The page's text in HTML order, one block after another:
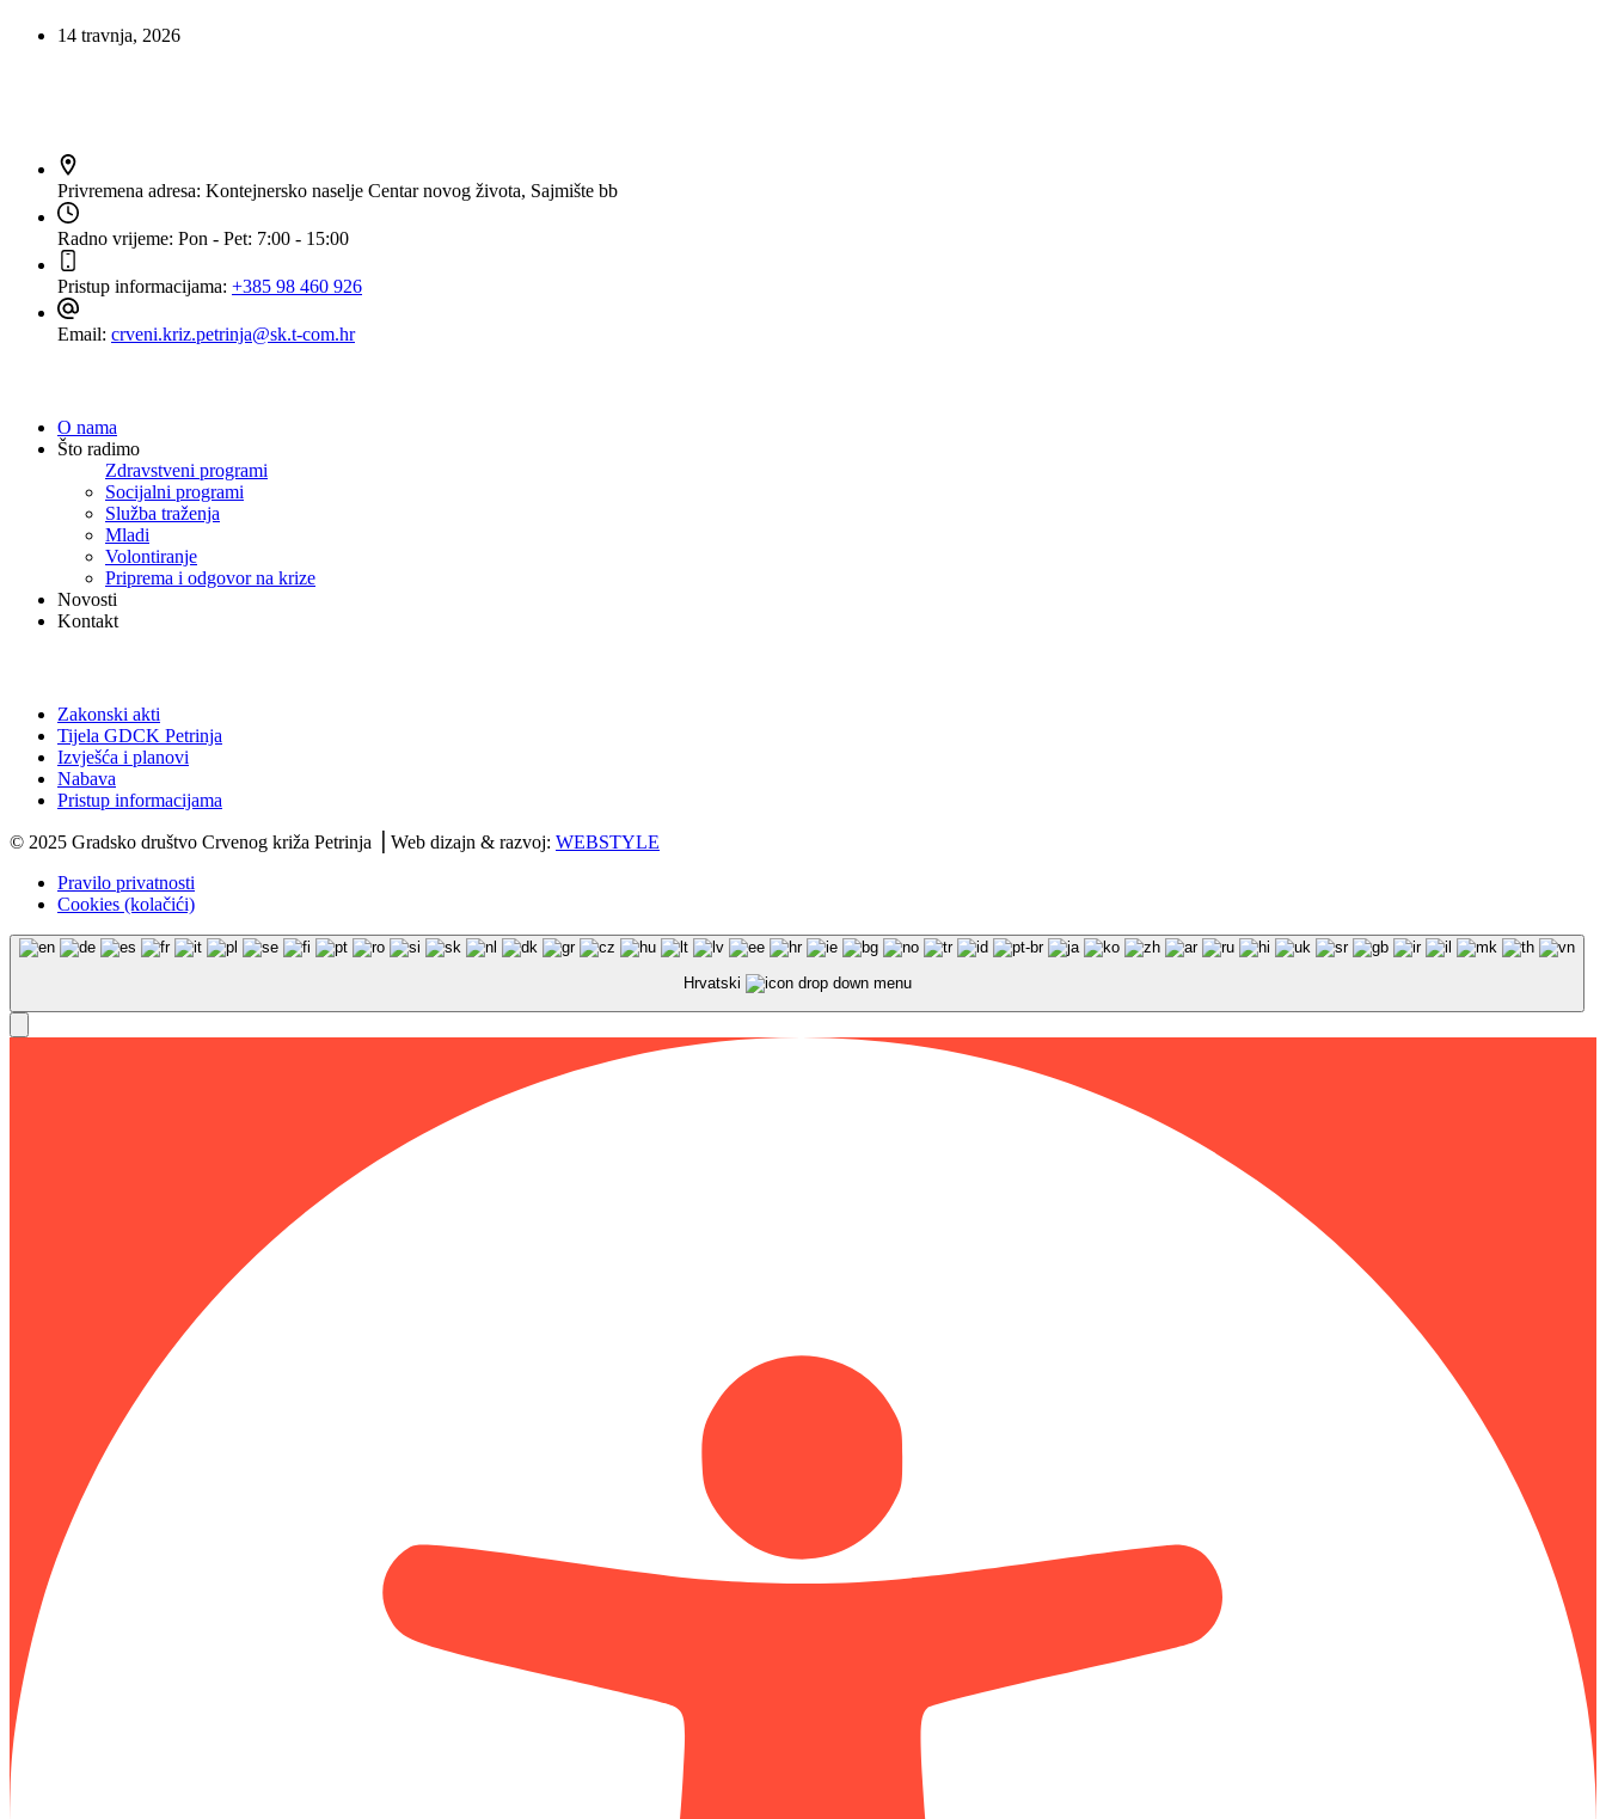
14 travnja, 2026
Privremena adresa: Kontejnersko naselje Centar novog života, Sajmište bb
Radno vrijeme: Pon - Pet: 7:00 - 15:00
Pristup informacijama: +385 98 460 926
Email: crveni.kriz.petrinja@sk.t-com.hr
O nama
Što radimo
Zdravstveni programi
Socijalni programi
Služba traženja
Mladi
Volontiranje
Priprema i odgovor na krize
Novosti
Kontakt
Zakonski akti
Tijela GDCK Petrinja
Izvješća i planovi
Nabava
Pristup informacijama
© 2025 Gradsko društvo Crvenog križa Petrinja ⎟ Web dizajn & razvoj: WEBSTYLE
Pravilo privatnosti
Cookies (kolačići)
Hrvatski